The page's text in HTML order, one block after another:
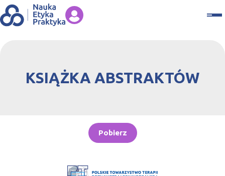
KSIĄŻKA ABSTRAKTÓW
Pobierz